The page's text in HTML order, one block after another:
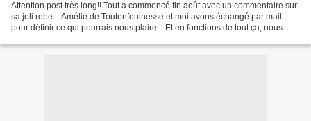
Attention post très long!! Tout a commencé fin août avec un commentaire sur
sa joli robe... Amélie de Toutenfouinesse et moi avons échangé par mail
pour définir ce qui pourrais nous plaire... Et en fonctions de tout ça, nous